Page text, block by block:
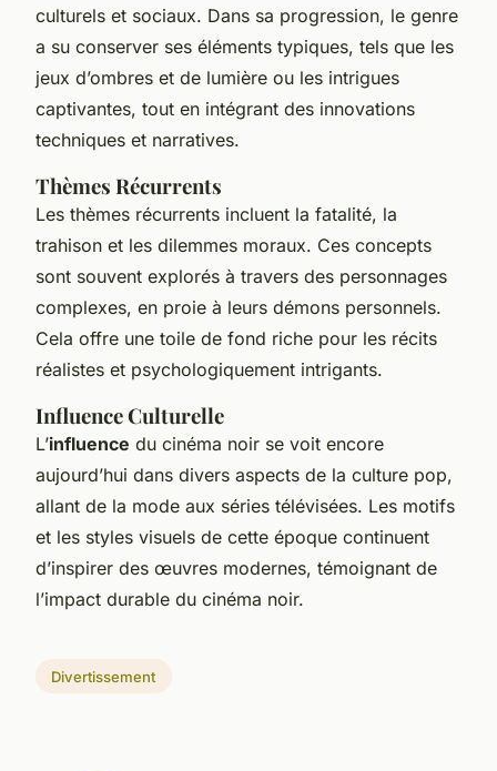
culturels et sociaux. Dans sa progression, le genre
a su conserver ses éléments typiques, tels que les
jeux d’ombres et de lumière ou les intrigues
captivantes, tout en intégrant des innovations
techniques et narratives.
Thèmes Récurrents
Les thèmes récurrents incluent la fatalité, la
trahison et les dilemmes moraux. Ces concepts
sont souvent explorés à travers des personnages
complexes, en proie à leurs démons personnels.
Cela offre une toile de fond riche pour les récits
réalistes et psychologiquement intrigants.
Influence Culturelle
L’influence du cinéma noir se voit encore
aujourd’hui dans divers aspects de la culture pop,
allant de la mode aux séries télévisées. Les motifs
et les styles visuels de cette époque continuent
d’inspirer des œuvres modernes, témoignant de
l’impact durable du cinéma noir.
Divertissement